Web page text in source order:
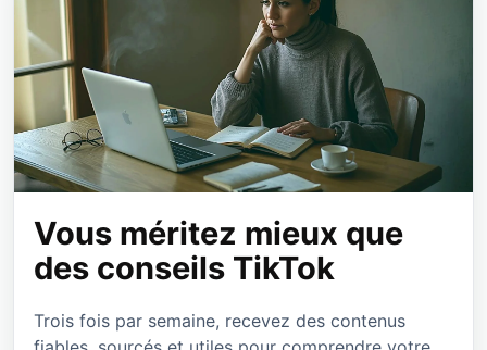
Vous méritez mieux que
des conseils TikTok
Trois fois par semaine, recevez des contenus